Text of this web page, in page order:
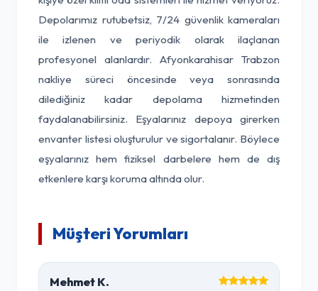
Depolarımız rutubetsiz, 7/24 güvenlik kameraları
ile izlenen ve periyodik olarak ilaçlanan
profesyonel alanlardır. Afyonkarahisar Trabzon
nakliye süreci öncesinde veya sonrasında
dilediğiniz kadar depolama hizmetinden
faydalanabilirsiniz. Eşyalarınız depoya girerken
envanter listesi oluşturulur ve sigortalanır. Böylece
eşyalarınız hem fiziksel darbelere hem de dış
etkenlere karşı koruma altında olur.
Müşteri Yorumları
Mehmet K.